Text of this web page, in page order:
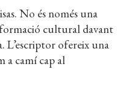
No és només una
formació cultural davant
L’escriptor ofereix una
a camí cap al